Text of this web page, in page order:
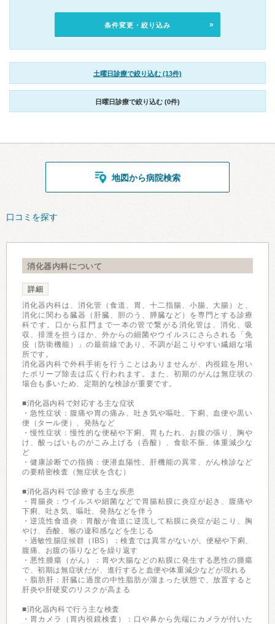
条件変更・絞り込み
土曜日診療で絞り込む (13件)
日曜日診療で絞り込む (0件)
地図から病院検索
口コミを探す
消化器内科について
詳細
消化器内科は、消化管（食道、胃、十二指腸、小腸、大腸）と、
消化に関わる臓器（肝臓、胆のう、膵臓など）を専門とする診療
科です。口から肛門まで一本の管で繋がる消化管は、消化、吸
収、排泄を担うほか、外からの細菌やウイルスにさらされる「免
疫（防衛機能）」の最前線であり、不調が起こりやすい繊細な場
所です。
消化器内科で外科手術を行うことはありませんが、内視鏡を用い
たポリープ除去は広く行われます。また、初期のがんは無症状の
場合も多いため、定期的な検診が重要です。
■消化器内科で対応する主な症状
・急性症状：腹痛や胃の痛み、吐き気や嘔吐、下痢、血便や黒い
便（タール便）、発熱など
・慢性症状：慢性的な便秘や下痢、胃もたれ、お腹の張り、胸や
け、酸っぱいものがこみ上げる（呑酸）、食欲不振、体重減少な
ど
・健康診断での指摘：便潜血陽性、肝機能の異常、がん検診など
の要精密検査（無症状を含む）
■消化器内科で診療する主な疾患
・胃腸炎：ウイルスや細菌などで胃腸粘膜に炎症が起き、腹痛や
下痢、吐き気、嘔吐、発熱などを伴う
・逆流性食道炎：胃酸が食道に逆流して粘膜に炎症が起こり、胸
やけ、呑酸、喉の違和感などを生じる
・過敏性腸症候群（IBS）：検査では異常がないが、便秘や下痢、
腹痛、お腹の張りなどを繰り返す
・悪性腫瘍（がん）：胃や大腸などの粘膜に発生する悪性の腫瘍
で、初期は無症状だが、進行すると血便や体重減少などが現れる
・脂肪肝：肝臓に過度の中性脂肪が溜まった状態で、放置すると
肝炎や肝硬変のリスクが高まる
■消化器内科で行う主な検査
・胃カメラ（胃内視鏡検査）：口や鼻から先端にカメラが付いた